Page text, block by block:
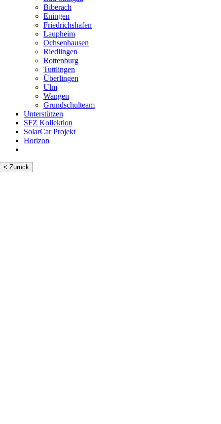
Biberach
Eningen
Friedrichshafen
Laupheim
Ochsenhausen
Riedlingen
Rottenburg
Tuttlingen
Überlingen
Ulm
Wangen
Grundschulteam
Unterstützen
SFZ Kollektion
SolarCar Projekt
Horizon
< Zurück